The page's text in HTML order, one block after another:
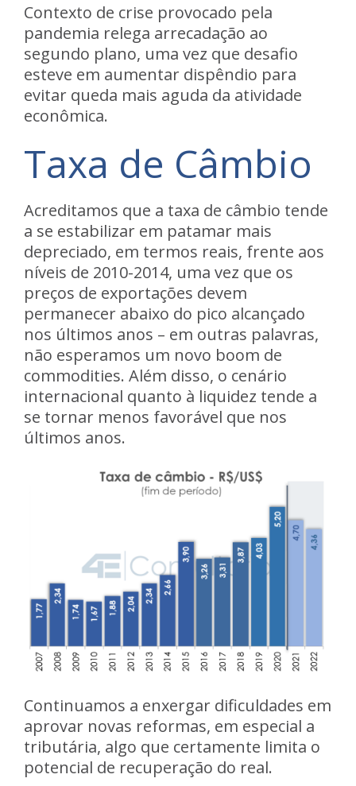
Contexto de crise provocado pela
pandemia relega arrecadação ao
segundo plano, uma vez que desafio
esteve em aumentar dispêndio para
evitar queda mais aguda da atividade
econômica.
Taxa de Câmbio
Acreditamos que a taxa de câmbio tende
a se estabilizar em patamar mais
depreciado, em termos reais, frente aos
níveis de 2010-2014, uma vez que os
preços de exportações devem
permanecer abaixo do pico alcançado
nos últimos anos – em outras palavras,
não esperamos um novo boom de
commodities. Além disso, o cenário
internacional quanto à liquidez tende a
se tornar menos favorável que nos
últimos anos.
Continuamos a enxergar dificuldades em
aprovar novas reformas, em especial a
tributária, algo que certamente limita o
potencial de recuperação do real.